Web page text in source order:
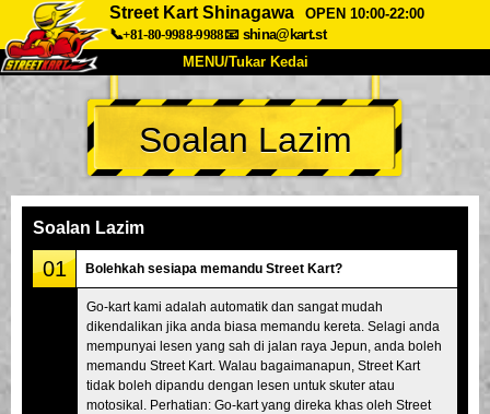
Street Kart Shinagawa
OPEN 10:00-22:00
📞+81-80-9988-9988📧 shina@kart.st
MENU/Tukar Kedai
UTAMA
Tentang Spesifikasi Harga
Syarikat
Tokyo Shinagawa Tokyo Akihabara#1
Tokyo Akihabara#2 Tokyo Shibuya
Tokyo Shibuya Annex Tokyo Bay
Tokyo Asakusa Osaka
Soalan Lazim
Soalan Lazim
01 Bolehkah sesiapa memandu Street Kart?
Go-kart kami adalah automatik dan sangat mudah
dikendalikan jika anda biasa memandu kereta. Selagi anda
mempunyai lesen yang sah di jalan raya Jepun, anda boleh
memandu Street Kart. Walau bagaimanapun, Street Kart
tidak boleh dipandu dengan lesen untuk skuter atau
motosikal. Perhatian: Go-kart yang direka khas oleh Street